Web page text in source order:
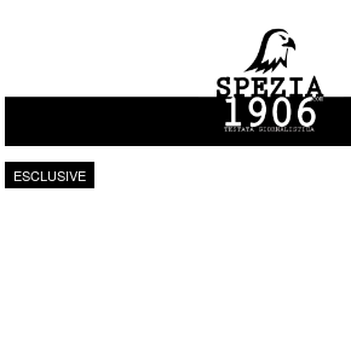
Vai al contenuto
ESCLUSIVE